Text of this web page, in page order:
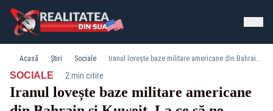
Acasă Știri Sociale Iranul lovește baze militare americane din Bahrain și Kuweit. La ce să ne așteptăm după noua escaladare cu SUA
SOCIALE· 2 min citire
Iranul lovește baze militare americane